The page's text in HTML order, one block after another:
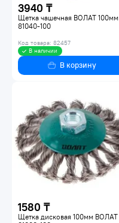
3940 ₸
Щетка чашечная ВОЛАТ 100мм
81040-100
Код товара: 82457
В наличии
В корзину
1580 ₸
Щетка дисковая 100мм ВОЛАТ